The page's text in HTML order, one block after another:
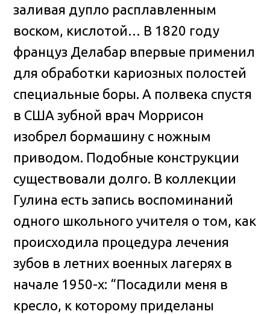
заливая дупло расплавленным
воском, кислотой… В 1820 году
француз Делабар впервые применил
для обработки кариозных полостей
специальные боры. А полвека спустя
в США зубной врач Моррисон
изобрел бормашину с ножным
приводом. Подобные конструкции
существовали долго. В коллекции
Гулина есть запись воспоминаний
одного школьного учителя о том, как
происходила процедура лечения
зубов в летних военных лагерях в
начале 1950-х: “Посадили меня в
кресло, к которому приделаны